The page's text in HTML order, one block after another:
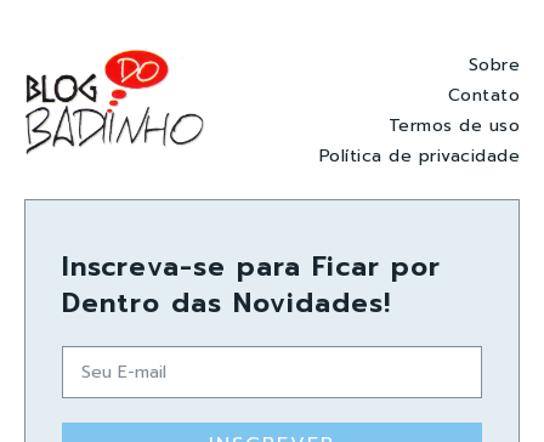
Sobre
Contato
Termos de uso
Política de privacidade
Inscreva-se para Ficar por
Dentro das Novidades!